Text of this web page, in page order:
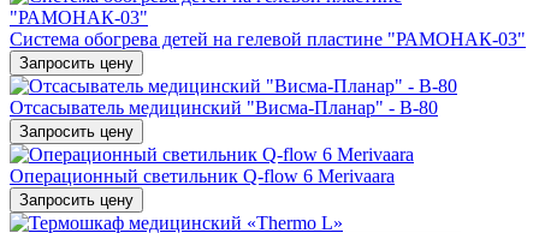
Система обогрева детей на гелевой пластине "РАМОНАК-03"
Запросить цену
Отсасыватель медицинский "Висма-Планар" - В-80
Запросить цену
Операционный светильник Q-flow 6 Merivaara
Запросить цену